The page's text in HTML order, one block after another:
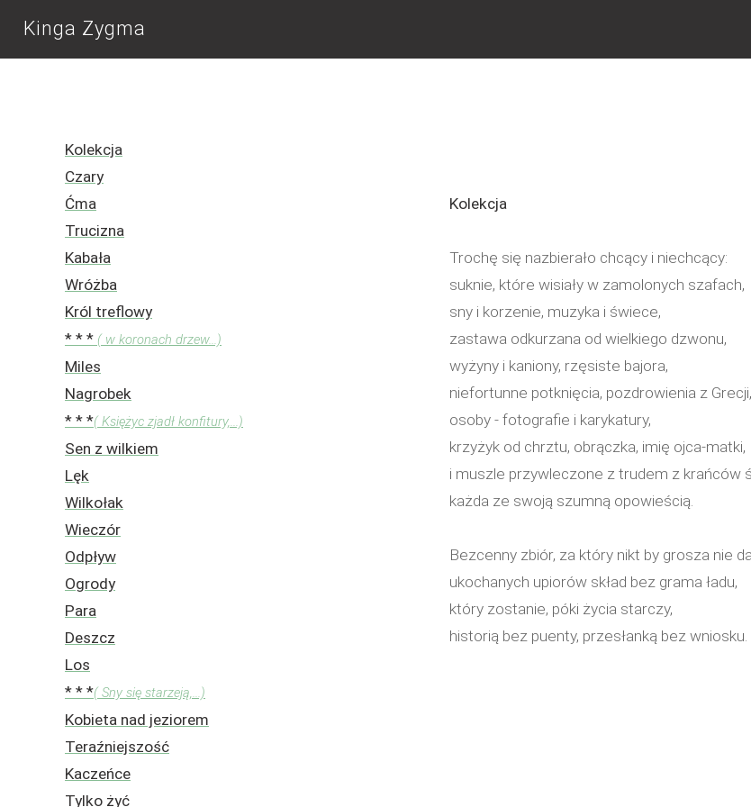
Kinga Zygma
Kolekcja
Czary
Ćma
Trucizna
Kabała
Wróżba
Król treflowy
* * * ( w koronach drzew...)
Miles
Nagrobek
* * *( Księżyc zjadł konfitury,...)
Sen z wilkiem
Lęk
Wilkołak
Wieczór
Odpływ
Ogrody
Para
Deszcz
Los
* * *( Sny się starzeją,...)
Kobieta nad jeziorem
Teraźniejszość
Kaczeńce
Tylko żyć
Kolekcja
Trochę się nazbierało chcący i niechcący:
suknie, które wisiały w zamolonych szafach,
sny i korzenie, muzyka i świece,
zastawa odkurzana od wielkiego dzwonu,
wyżyny i kaniony, rzęsiste bajora,
niefortunne potknięcia, pozdrowienia z Grecji,
osoby - fotografie i karykatury,
krzyżyk od chrztu, obrączka, imię ojca-matki,
i muszle przywleczone z trudem z krańców
każda ze swoją szumną opowieścią.
Bezcenny zbiór, za który nikt by grosza nie
ukochanych upiorów skład bez grama ładu,
który zostanie, póki życia starczy,
historią bez puenty, przesłanką bez wniosku.